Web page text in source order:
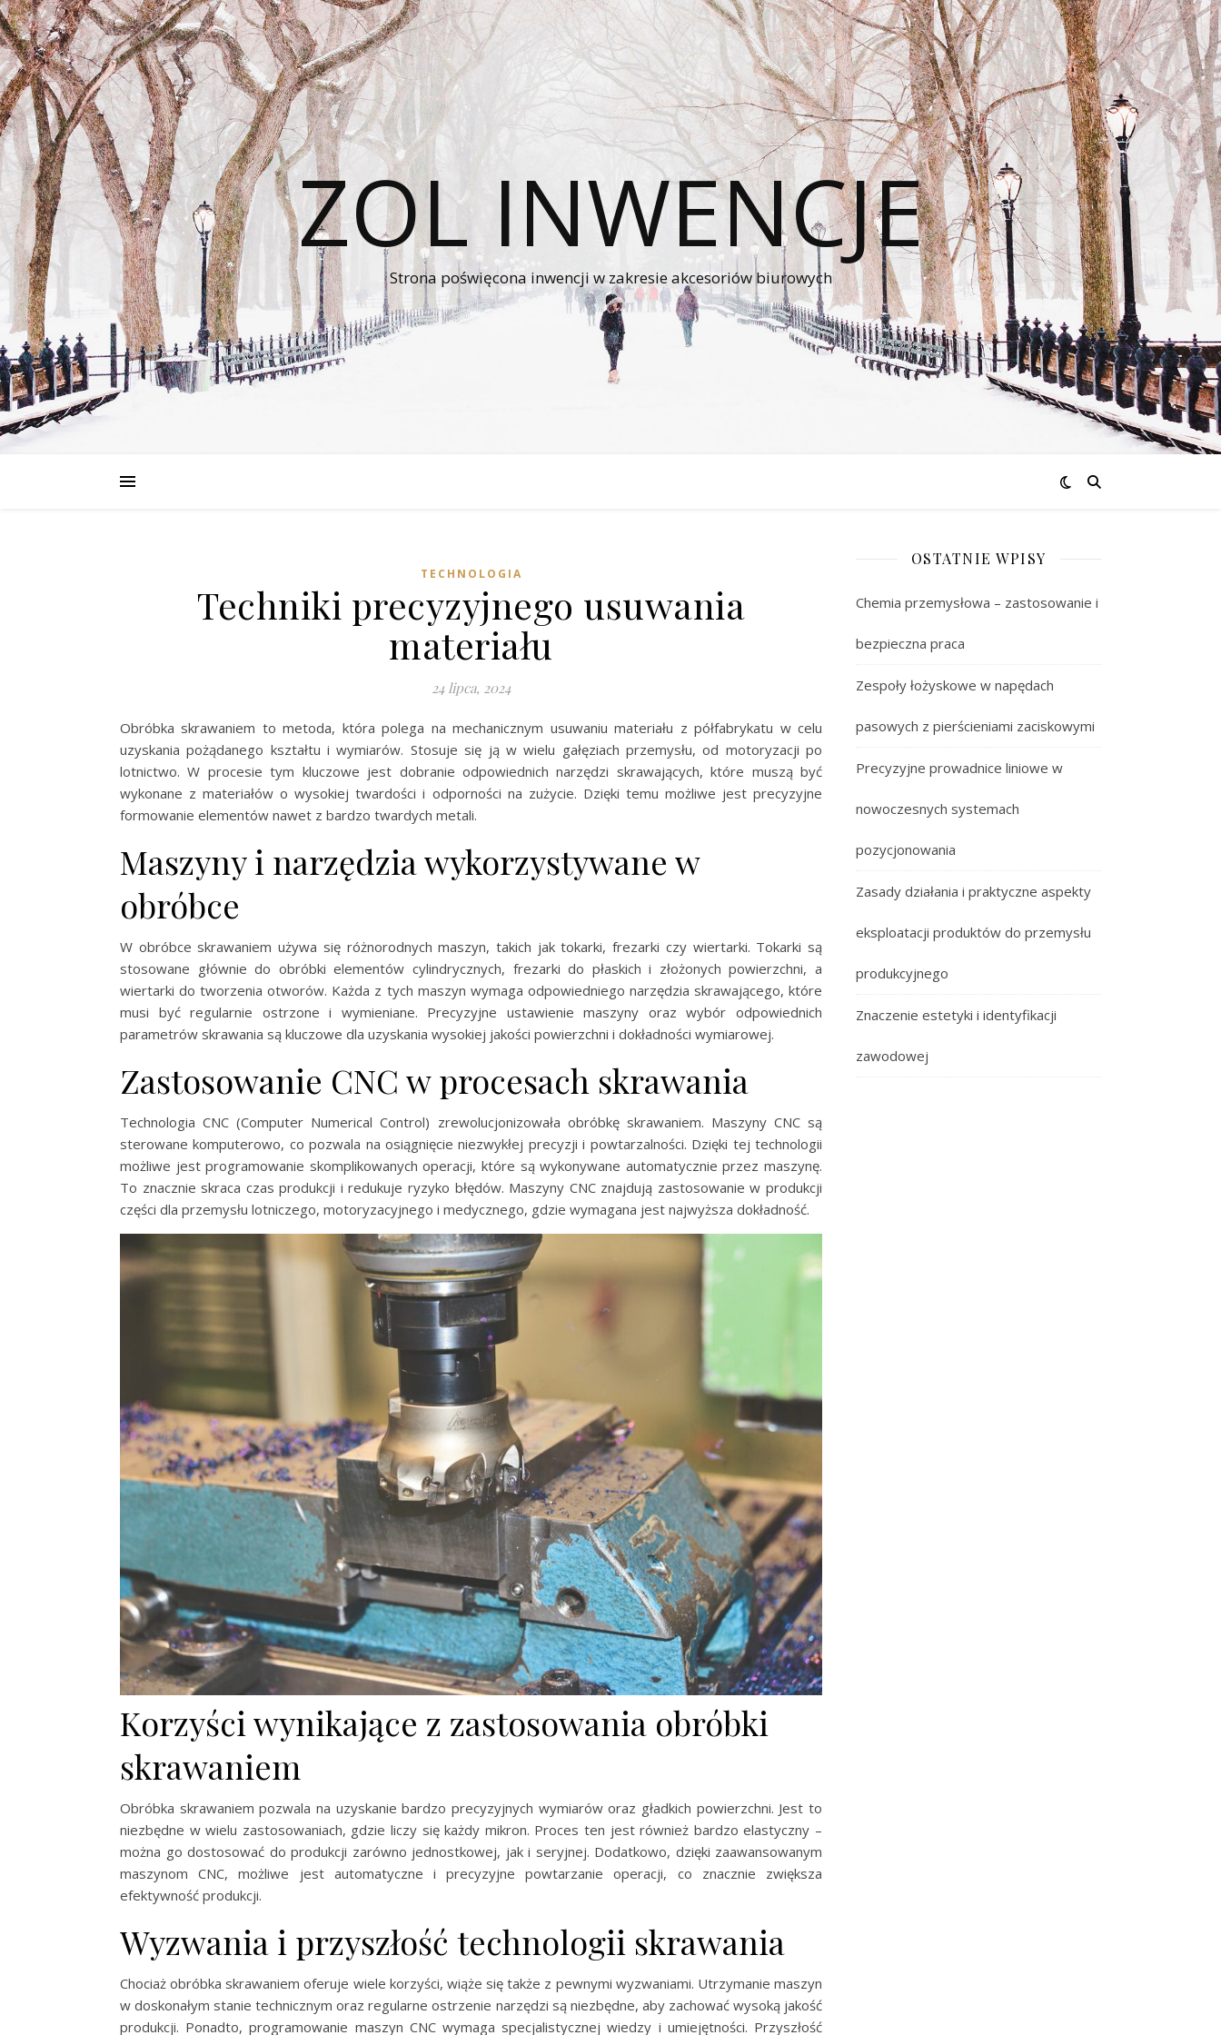
ZOL INWENCJE
Strona poświęcona inwencji w zakresie akcesoriów biurowych
TECHNOLOGIA
Techniki precyzyjnego usuwania
materiału
24 lipca, 2024
Obróbka skrawaniem to metoda, która polega na mechanicznym usuwaniu materiału z półfabrykatu w celu
uzyskania pożądanego kształtu i wymiarów. Stosuje się ją w wielu gałęziach przemysłu, od motoryzacji po
lotnictwo. W procesie tym kluczowe jest dobranie odpowiednich narzędzi skrawających, które muszą być
wykonane z materiałów o wysokiej twardości i odporności na zużycie. Dzięki temu możliwe jest precyzyjne
formowanie elementów nawet z bardzo twardych metali.
Maszyny i narzędzia wykorzystywane w
obróbce
W obróbce skrawaniem używa się różnorodnych maszyn, takich jak tokarki, frezarki czy wiertarki. Tokarki są
stosowane głównie do obróbki elementów cylindrycznych, frezarki do płaskich i złożonych powierzchni, a
wiertarki do tworzenia otworów. Każda z tych maszyn wymaga odpowiedniego narzędzia skrawającego, które
musi być regularnie ostrzone i wymieniane. Precyzyjne ustawienie maszyny oraz wybór odpowiednich
parametrów skrawania są kluczowe dla uzyskania wysokiej jakości powierzchni i dokładności wymiarowej.
Zastosowanie CNC w procesach skrawania
Technologia CNC (Computer Numerical Control) zrewolucjonizowała obróbkę skrawaniem. Maszyny CNC są
sterowane komputerowo, co pozwala na osiągnięcie niezwykłej precyzji i powtarzalności. Dzięki tej technologii
możliwe jest programowanie skomplikowanych operacji, które są wykonywane automatycznie przez maszynę.
To znacznie skraca czas produkcji i redukuje ryzyko błędów. Maszyny CNC znajdują zastosowanie w produkcji
części dla przemysłu lotniczego, motoryzacyjnego i medycznego, gdzie wymagana jest najwyższa dokładność.
Korzyści wynikające z zastosowania obróbki
skrawaniem
Obróbka skrawaniem pozwala na uzyskanie bardzo precyzyjnych wymiarów oraz gładkich powierzchni. Jest to
niezbędne w wielu zastosowaniach, gdzie liczy się każdy mikron. Proces ten jest również bardzo elastyczny –
można go dostosować do produkcji zarówno jednostkowej, jak i seryjnej. Dodatkowo, dzięki zaawansowanym
maszynom CNC, możliwe jest automatyczne i precyzyjne powtarzanie operacji, co znacznie zwiększa
efektywność produkcji.
Wyzwania i przyszłość technologii skrawania
Chociaż obróbka skrawaniem oferuje wiele korzyści, wiąże się także z pewnymi wyzwaniami. Utrzymanie maszyn
w doskonałym stanie technicznym oraz regularne ostrzenie narzędzi są niezbędne, aby zachować wysoką jakość
produkcji. Ponadto, programowanie maszyn CNC wymaga specjalistycznej wiedzy i umiejętności. Przyszłość
OSTATNIE WPISY
Chemia przemysłowa – zastosowanie i
bezpieczna praca
Zespoły łożyskowe w napędach
pasowych z pierścieniami zaciskowymi
Precyzyjne prowadnice liniowe w
nowoczesnych systemach
pozycjonowania
Zasady działania i praktyczne aspekty
eksploatacji produktów do przemysłu
produkcyjnego
Znaczenie estetyki i identyfikacji
zawodowej